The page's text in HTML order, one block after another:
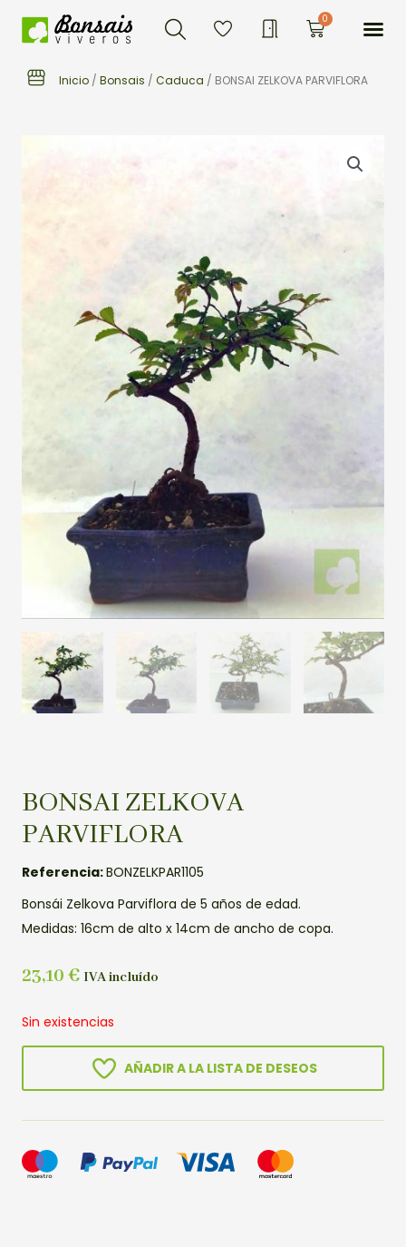
Buscar 0Carrito
Inicio / Bonsais / Caduca / BONSAI ZELKOVA PARVIFLORA
BONSAI ZELKOVA
PARVIFLORA
Referencia:BONZELKPAR1105
Bonsái Zelkova Parviflora de 5 años de edad.
Medidas: 16cm de alto x 14cm de ancho de copa.
23,10 € IVA incluído
Sin existencias
AÑADIR A LA LISTA DE DESEOS